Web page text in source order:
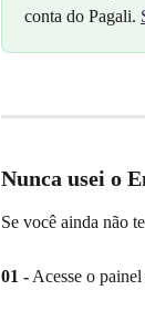
conta do Pagali.
Nunca usei o
Se você ainda não
01 - Acesse o